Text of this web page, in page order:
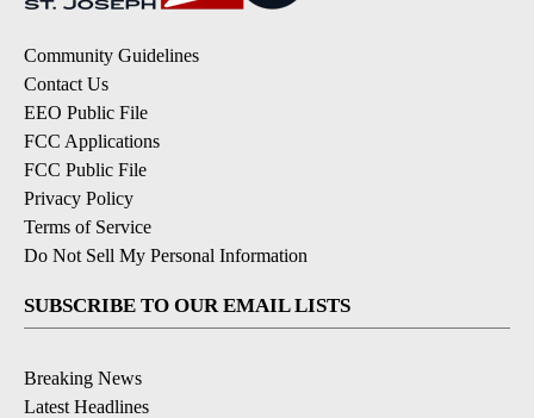
Community Guidelines
Contact Us
EEO Public File
FCC Applications
FCC Public File
Privacy Policy
Terms of Service
Do Not Sell My Personal Information
SUBSCRIBE TO OUR EMAIL LISTS
Breaking News
Latest Headlines